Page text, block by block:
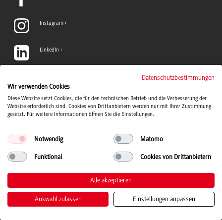
Instagram
LinkedIn
YouTube
© 2026 Duale Hochschule Baden-Württemberg
Kontakt Impressum Barrierefreiheit
Datenschutzbestimmungen
Wir verwenden Cookies
Diese Website setzt Cookies, die für den technischen Betrieb und die Verbesserung der
Website erforderlich sind. Cookies von Drittanbietern werden nur mit Ihrer Zustimmung
gesetzt. Für weitere Informationen öffnen Sie die Einstellungen.
Notwendig Matomo
Funktional Cookies von Drittanbietern
Alle akzeptieren
Auswahl zulassen Einstellungen anpassen